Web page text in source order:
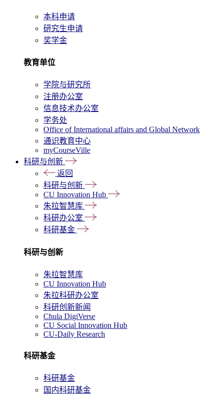
本科申请
研究生申请
奖学金
教育单位
学院与研究所
注册办公室
信息技术办公室
学务处
Office of International affairs and Global Network
通识教育中心
myCourseVille
科研与创新
返回
科研与创新
CU Innovation Hub
朱拉智慧库
科研办公室
科研基金
科研与创新
朱拉智慧库
CU Innovation Hub
朱拉科研办公室
科研创新新闻
Chula DigiVerse
CU Social Innovation Hub
CU-Daily Research
科研基金
科研基金
国内科研基金